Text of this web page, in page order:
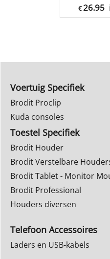
€ 26.95
Voertuig Specifiek
Brodit Proclip
Kuda consoles
Toestel Specifiek
Brodit Houder
Brodit Verstelbare
Brodit Tablet - Monitor
Brodit Professional
Houders diversen
Telefoon Accessoires
Laders en USB-kabels